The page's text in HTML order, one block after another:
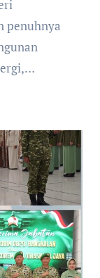
penuhnya